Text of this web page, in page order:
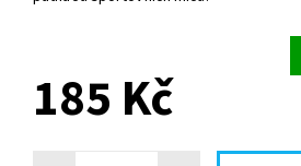
185 Kč